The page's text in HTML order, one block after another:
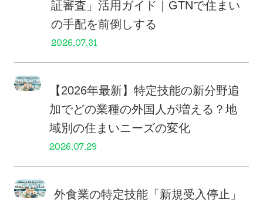
証審査」活用ガイド｜GTNで住まい
の手配を前倒しする
2026.07.31
【2026年最新】特定技能の新分野追
加でどの業種の外国人が増える？地
域別の住まいニーズの変化
2026.07.29
外食業の特定技能「新規受入停止」